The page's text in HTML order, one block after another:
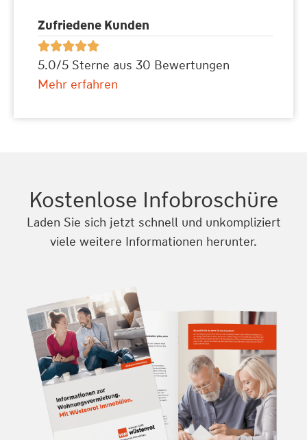
Zufriedene Kunden

5.0/5 Sterne aus 30 Bewertungen
Mehr erfahren
Kostenlose Infobroschüre
Laden Sie sich jetzt schnell und unkompliziert
viele weitere Informationen herunter.